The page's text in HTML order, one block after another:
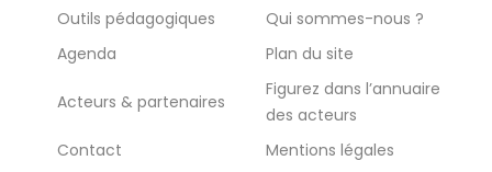
Outils pédagogiques
Qui sommes-nous ?
Agenda
Plan du site
Acteurs & partenaires
Figurez dans l’annuaire
des acteurs
Contact
Mentions légales